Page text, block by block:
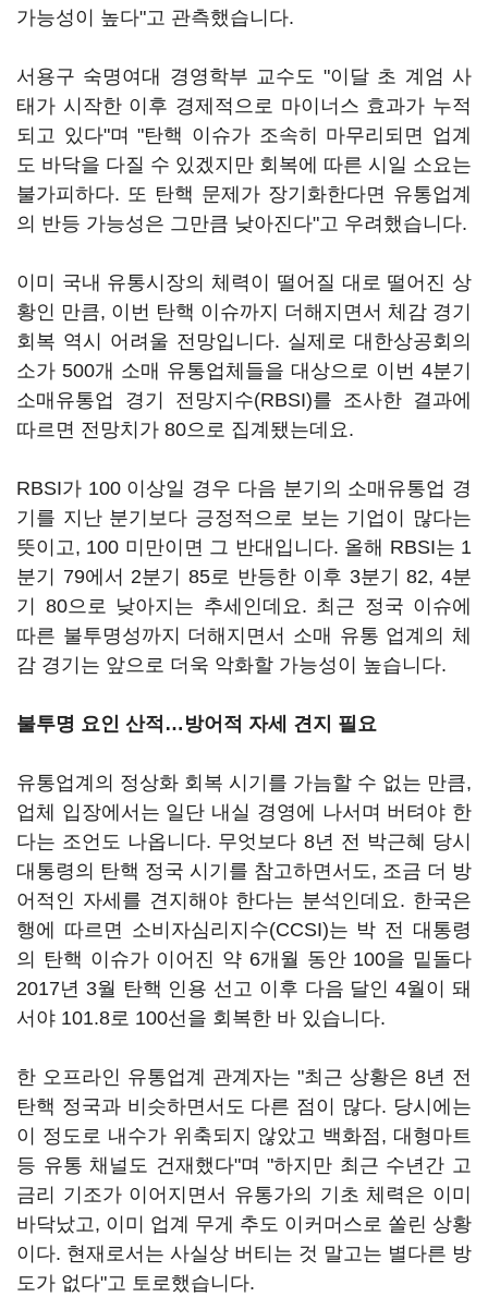
가능성이 높다"고 관측했습니다.
서용구 숙명여대 경영학부 교수도 "이달 초 계엄 사
태가 시작한 이후 경제적으로 마이너스 효과가 누적
되고 있다"며 "탄핵 이슈가 조속히 마무리되면 업계
도 바닥을 다질 수 있겠지만 회복에 따른 시일 소요는
불가피하다. 또 탄핵 문제가 장기화한다면 유통업계
의 반등 가능성은 그만큼 낮아진다"고 우려했습니다.
이미 국내 유통시장의 체력이 떨어질 대로 떨어진 상
황인 만큼, 이번 탄핵 이슈까지 더해지면서 체감 경기
회복 역시 어려울 전망입니다. 실제로 대한상공회의
소가 500개 소매 유통업체들을 대상으로 이번 4분기
소매유통업 경기 전망지수(RBSI)를 조사한 결과에
따르면 전망치가 80으로 집계됐는데요.
RBSI가 100 이상일 경우 다음 분기의 소매유통업 경
기를 지난 분기보다 긍정적으로 보는 기업이 많다는
뜻이고, 100 미만이면 그 반대입니다. 올해 RBSI는 1
분기 79에서 2분기 85로 반등한 이후 3분기 82, 4분
기 80으로 낮아지는 추세인데요. 최근 정국 이슈에
따른 불투명성까지 더해지면서 소매 유통 업계의 체
감 경기는 앞으로 더욱 악화할 가능성이 높습니다.
불투명 요인 산적…방어적 자세 견지 필요
유통업계의 정상화 회복 시기를 가늠할 수 없는 만큼,
업체 입장에서는 일단 내실 경영에 나서며 버텨야 한
다는 조언도 나옵니다. 무엇보다 8년 전 박근혜 당시
대통령의 탄핵 정국 시기를 참고하면서도, 조금 더 방
어적인 자세를 견지해야 한다는 분석인데요. 한국은
행에 따르면 소비자심리지수(CCSI)는 박 전 대통령
의 탄핵 이슈가 이어진 약 6개월 동안 100을 밑돌다
2017년 3월 탄핵 인용 선고 이후 다음 달인 4월이 돼
서야 101.8로 100선을 회복한 바 있습니다.
한 오프라인 유통업계 관계자는 "최근 상황은 8년 전
탄핵 정국과 비슷하면서도 다른 점이 많다. 당시에는
이 정도로 내수가 위축되지 않았고 백화점, 대형마트
등 유통 채널도 건재했다"며 "하지만 최근 수년간 고
금리 기조가 이어지면서 유통가의 기초 체력은 이미
바닥났고, 이미 업계 무게 추도 이커머스로 쏠린 상황
이다. 현재로서는 사실상 버티는 것 말고는 별다른 방
도가 없다"고 토로했습니다.